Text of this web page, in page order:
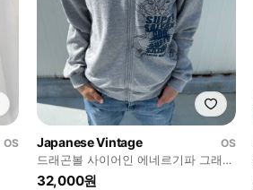
OS
Japanese Vintage
OS
드래곤볼 사이어인 에네르기파 그래픽
프린팅 후드 집업
32,000원